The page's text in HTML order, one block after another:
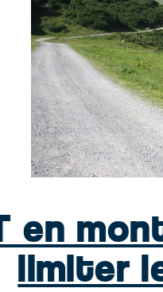
en
limiter